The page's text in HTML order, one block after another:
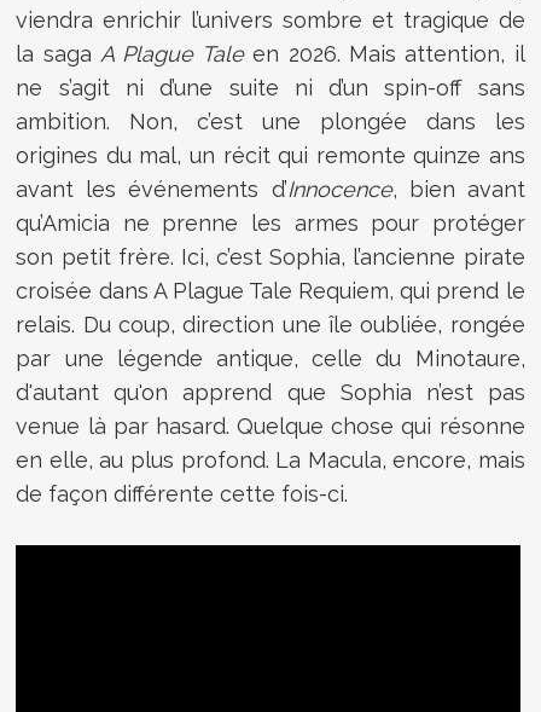
viendra enrichir l’univers sombre et tragique de
la saga A Plague Taleen 2026. Mais attention, il
ne s’agit ni d’une suite ni d’un spin-off sans
ambition. Non, c’est une plongée dans les
origines du mal, un récit qui remonte quinze ans
avant les événements d’Innocence, bien avant
qu’Amicia ne prenne les armes pour protéger
son petit frère. Ici, c’est Sophia, l’ancienne pirate
croisée dans A Plague Tale Requiem, qui prend le
relais. Du coup, direction une île oubliée, rongée
par une légende antique, celle du Minotaure,
d'autant qu'on apprend que Sophia n’est pas
venue là par hasard. Quelque chose qui résonne
en elle, au plus profond. La Macula, encore, mais
de façon différente cette fois-ci.